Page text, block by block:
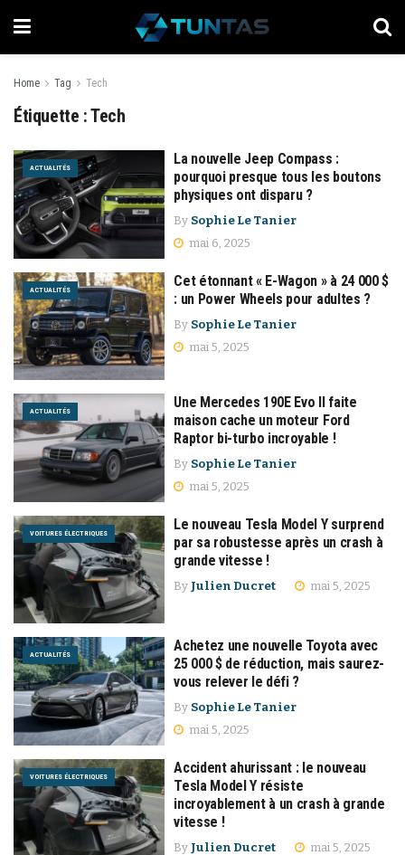
Home Tag Tech
Étiquette :Tech
ACTUALITÉS
La nouvelle Jeep Compass :
pourquoi presque tous les boutons
physiques ont disparu ?
By Sophie Le Tanier
mai 6, 2025
ACTUALITÉS
Cet étonnant « E-Wagon » à 24 000 $
: un Power Wheels pour adultes ?
By Sophie Le Tanier
mai 5, 2025
ACTUALITÉS
Une Mercedes 190E Evo II faite
maison cache un moteur Ford
Raptor bi-turbo incroyable !
By Sophie Le Tanier
mai 5, 2025
VOITURES ÉLECTRIQUES
Le nouveau Tesla Model Y surprend
par sa robustesse après un crash à
grande vitesse !
By Julien Ducret mai 5, 2025
ACTUALITÉS
Achetez une nouvelle Toyota avec
25 000 $ de réduction, mais saurez-
vous relever le défi ?
By Sophie Le Tanier
mai 5, 2025
VOITURES ÉLECTRIQUES
Accident ahurissant : le nouveau
Tesla Model Y résiste
incroyablement à un crash à grande
vitesse !
By Julien Ducret mai 5, 2025